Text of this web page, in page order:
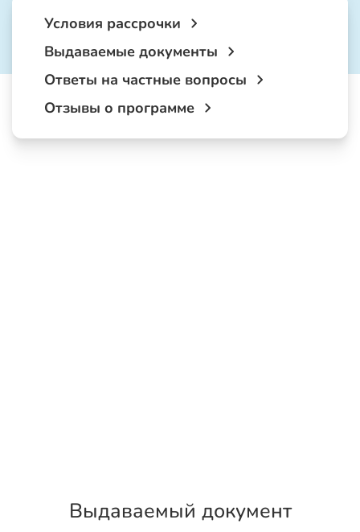
Условия рассрочки
Выдаваемые документы
Ответы на частные вопросы
Отзывы о программе
Выдаваемый документ